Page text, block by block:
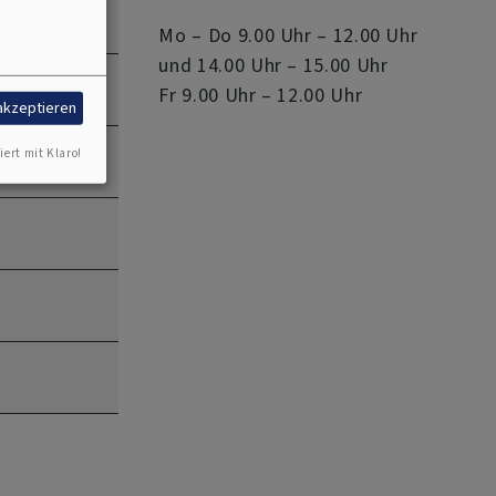
Mo – Do 9.00 Uhr – 12.00 Uhr
und 14.00 Uhr – 15.00 Uhr
Fr 9.00 Uhr – 12.00 Uhr
mit Klaro!